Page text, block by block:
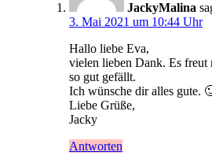
JackyMalina
3. Mai 2021 um 10:44 Uhr
Hallo liebe Eva,
vielen lieben Dank. Es freut
so gut gefällt.
Ich wünsche dir alles gute.
Liebe Grüße,
Jacky
Antworten